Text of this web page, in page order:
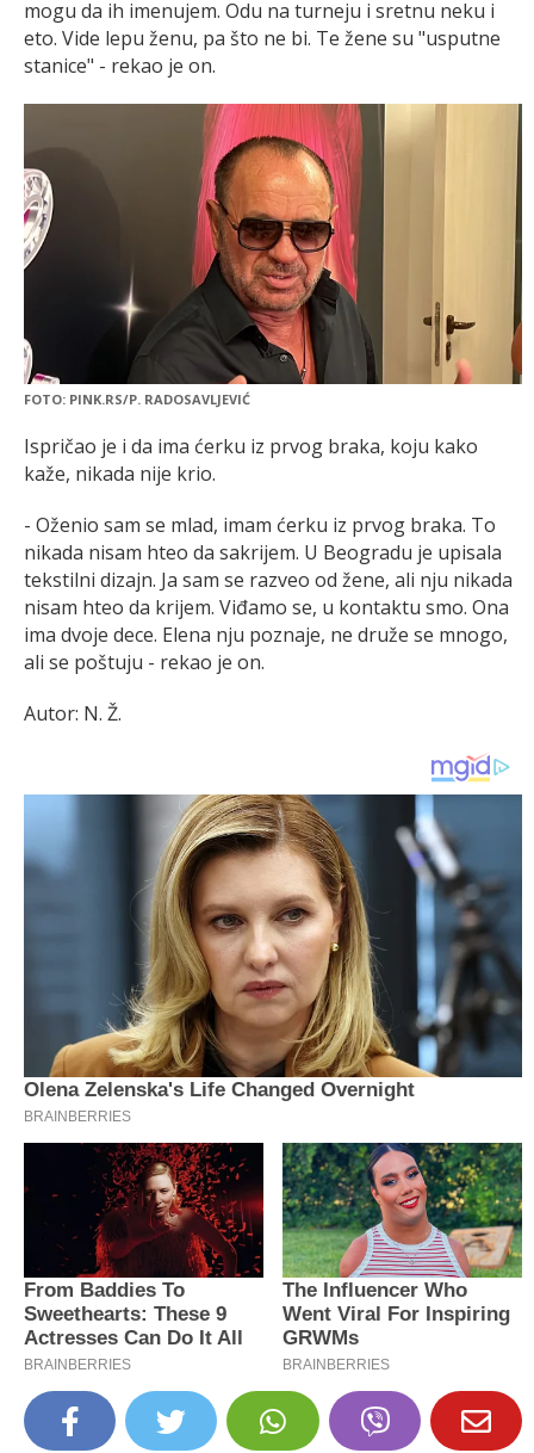
mogu da ih imenujem. Odu na turneju i sretnu neku i
eto. Vide lepu ženu, pa što ne bi. Te žene su "usputne
stanice" - rekao je on.
FOTO: PINK.RS/P. RADOSAVLJEVIĆ
Ispričao je i da ima ćerku iz prvog braka, koju kako
kaže, nikada nije krio.
- Oženio sam se mlad, imam ćerku iz prvog braka. To
nikada nisam hteo da sakrijem. U Beogradu je upisala
tekstilni dizajn. Ja sam se razveo od žene, ali nju nikada
nisam hteo da krijem. Viđamo se, u kontaktu smo. Ona
ima dvoje dece. Elena nju poznaje, ne druže se mnogo,
ali se poštuju - rekao je on.
Autor: N. Ž.